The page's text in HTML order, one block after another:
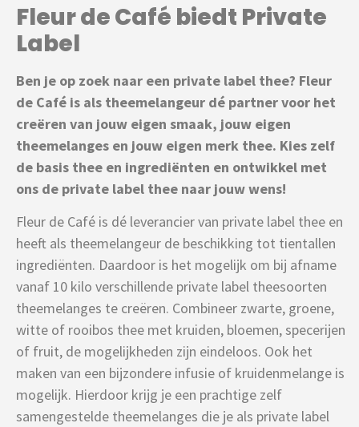
Fleur de Café biedt Private
Label
Ben je op zoek naar een private label thee? Fleur
de Café is als theemelangeur dé partner voor het
creëren van jouw eigen smaak, jouw eigen
theemelanges en jouw eigen merk thee. Kies zelf
de basis thee en ingrediënten en ontwikkel met
ons de private label thee naar jouw wens!
Fleur de Café is dé leverancier van private label thee en
heeft als theemelangeur de beschikking tot tientallen
ingrediënten. Daardoor is het mogelijk om bij afname
vanaf 10 kilo verschillende private label theesoorten
theemelanges te creëren. Combineer zwarte, groene,
witte of rooibos thee met kruiden, bloemen, specerijen
of fruit, de mogelijkheden zijn eindeloos. Ook het
maken van een bijzondere infusie of kruidenmelange is
mogelijk. Hierdoor krijg je een prachtige zelf
samengestelde theemelanges die je als private label